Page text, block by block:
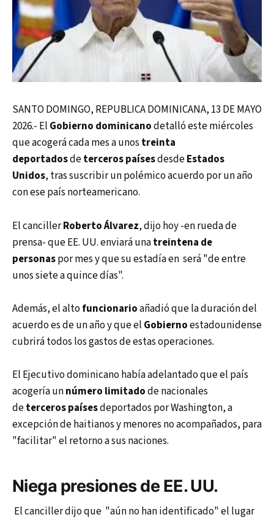
SANTO DOMINGO, REPUBLICA DOMINICANA, 13 DE MAYO
2026.- El Gobierno dominicanodetalló este miércoles
que acogerá cada mes a unos treinta
deportadosdeterceros paísesdesdeEstados
Unidos, tras suscribir un polémico acuerdo por un año
con ese país norteamericano.
El cancillerRoberto Álvarez, dijo hoy -en rueda de
prensa- que EE. UU. enviará unatreintena de
personaspor mes y que su estadía en será "de entre
unos siete a quince días".
Además, el altofuncionarioañadió que la duración del
acuerdo es de un año y que el Gobiernoestadounidense
cubrirá todos los gastos de estas operaciones.
El Ejecutivo dominicano había adelantado que el país
acogería unnúmero limitadode nacionales
deterceros paísesdeportados por Washington, a
excepción de haitianos y menores no acompañados, para
"facilitar" el retorno a sus naciones.
Niega presiones de EE. UU.
El canciller dijo que "aún no han identificado" el lugar